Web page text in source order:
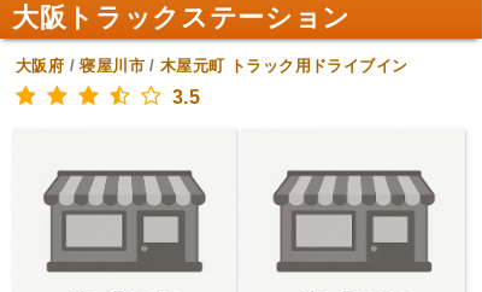
大阪トラックステーション
大阪府 /寝屋川市/木屋元町 トラック用ドライブイン
3.5